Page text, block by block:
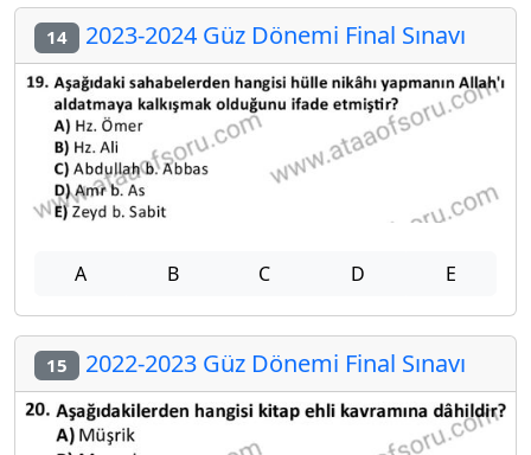
14 2023-2024 Güz Dönemi Final Sınavı
A B C D E
15 2022-2023 Güz Dönemi Final Sınavı